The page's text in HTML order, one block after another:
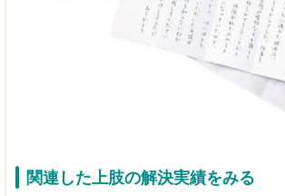
関連した上肢の解決実績をみる